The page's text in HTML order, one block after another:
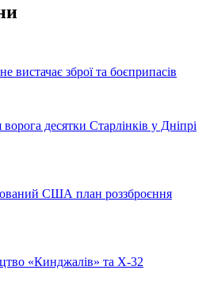
вистачає зброї та боєприпасів
десятки Старлінків у Дніпрі
США план роззброєння
«Кинджалів» та Х-32